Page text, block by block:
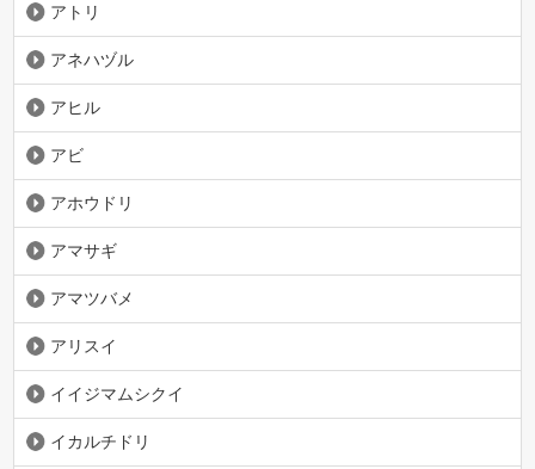
アトリ
アネハヅル
アヒル
アビ
アホウドリ
アマサギ
アマツバメ
アリスイ
イイジマムシクイ
イカルチドリ